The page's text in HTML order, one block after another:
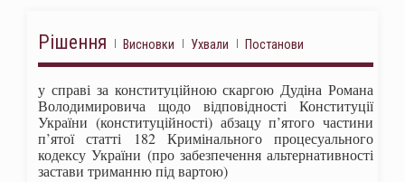
Рішення Висновки Ухвали Постанови
у справі за конституційною скаргою Дудіна Романа
Володимировича щодо відповідності Конституції
України (конституційності) абзацу п’ятого частини
п’ятої статті 182 Кримінального процесуального
кодексу України (про забезпечення альтернативності
застави триманню під вартою)